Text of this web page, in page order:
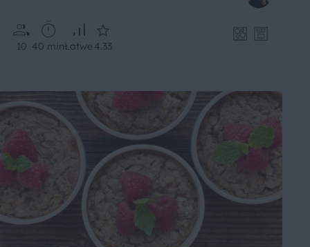
10 40 minŁatwe 4.33